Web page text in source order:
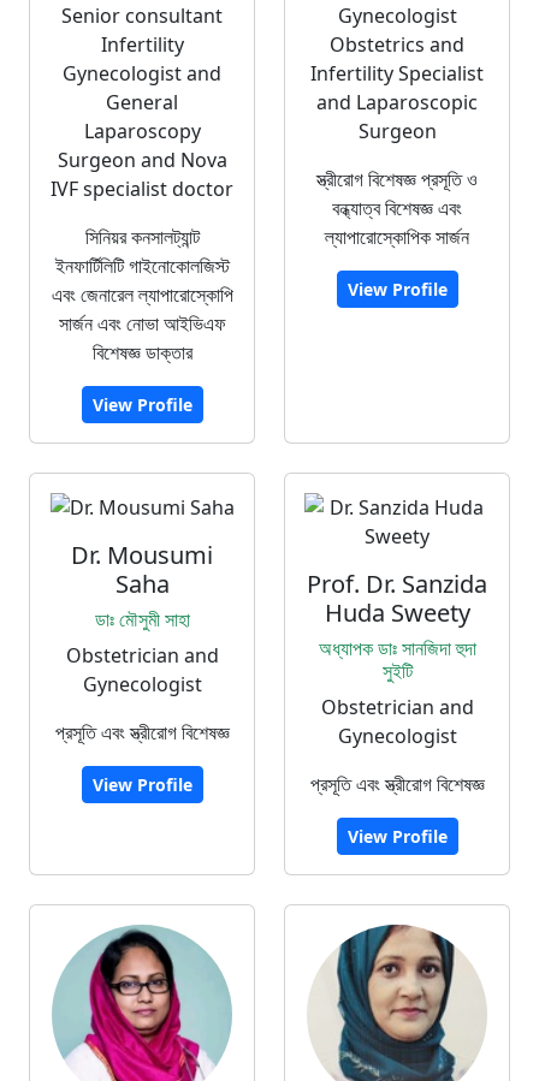
Senior consultant
Infertility
Gynecologist and
General
Laparoscopy
Surgeon and Nova
IVF specialist doctor
সিনিয়র কনসালট্যান্ট
ইনফার্টিলিটি গাইনোকোলজিস্ট
এবং জেনারেল ল্যাপারোস্কোপি
সার্জন এবং নোভা আইভিএফ
বিশেষজ্ঞ ডাক্তার
View Profile
Gynecologist
Obstetrics and
Infertility Specialist
and Laparoscopic
Surgeon
স্ত্রীরোগ বিশেষজ্ঞ প্রসূতি ও
বন্ধ্যাত্ব বিশেষজ্ঞ এবং
ল্যাপারোস্কোপিক সার্জন
View Profile
Dr. Mousumi
Saha
ডাঃ মৌসুমী সাহা
Obstetrician and
Gynecologist
প্রসূতি এবং স্ত্রীরোগ বিশেষজ্ঞ
View Profile
Prof. Dr. Sanzida
Huda Sweety
অধ্যাপক ডাঃ সানজিদা হুদা
সুইটি
Obstetrician and
Gynecologist
প্রসূতি এবং স্ত্রীরোগ বিশেষজ্ঞ
View Profile